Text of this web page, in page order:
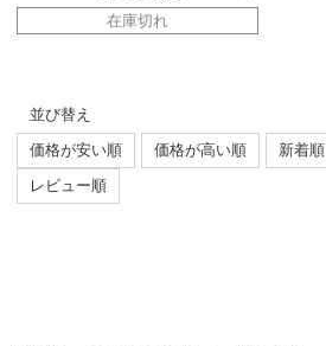
在庫切れ
並び替え
価格が安い順
価格が高い順 新着順
レビュー順